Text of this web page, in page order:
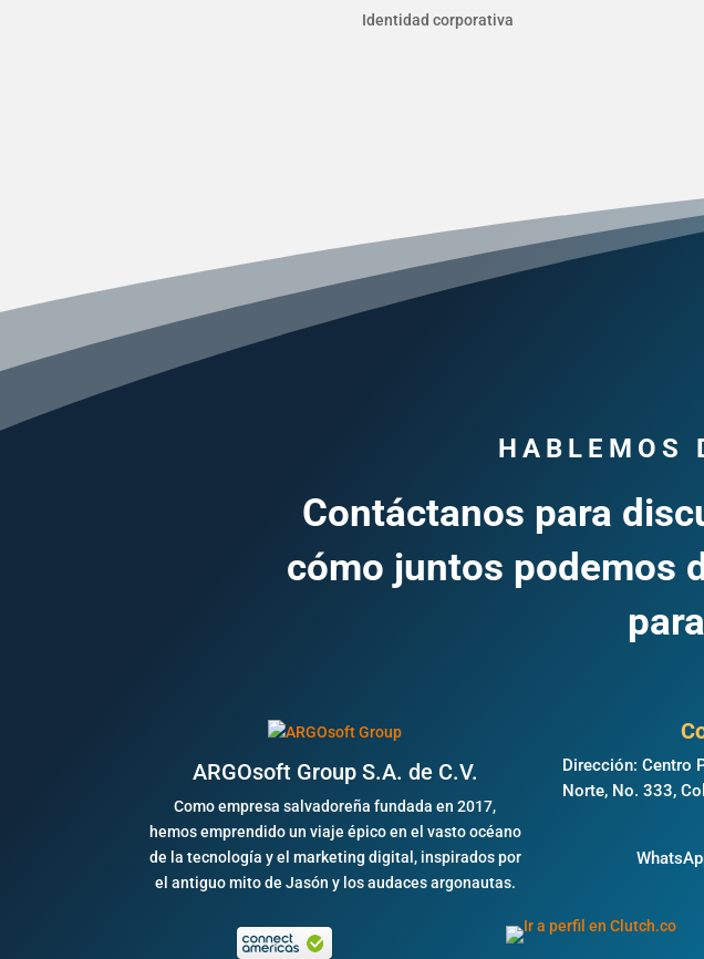
Identidad corporativa
HABLEMOS
Contáctanos para
cómo juntos podemos
ARGOsoft Group S.A. de C.V.
Como empresa salvadoreña fundada en 2017,
hemos emprendido un viaje épico en el vasto océano
de la tecnología y el marketing digital, inspirados por
el antiguo mito de Jasón y los audaces argonautas.
Dirección: Centro
Norte, No. 333,